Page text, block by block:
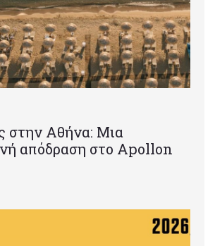
στην Αθήνα: Μια
απόδραση στο Apollon